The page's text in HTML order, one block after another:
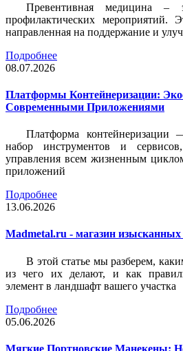
Превентивная медицина
профилактических мероприятий.
направленная на поддержание и
Подробнее
08.07.2026
Платформы Контейнеризации:
Современными Приложениями
Платформа контейнеризации
набор инструментов и
управления всем жизненным
приложений
Подробнее
13.06.2026
Madmetal.ru - магазин
В этой статье мы разберем,
из чего их делают, и как
элемент в ландшафт вашего участка
Подробнее
05.06.2026
Мягкие Портновские Манекены: